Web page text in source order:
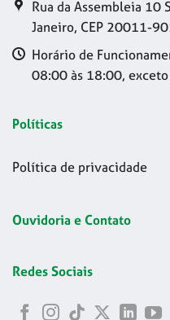
Rua da Assembleia 10
Janeiro, CEP 20011-
Horário de
08:00 às 18:00,
Políticas
Política de privacidade
Ouvidoria e Contato
Redes Sociais